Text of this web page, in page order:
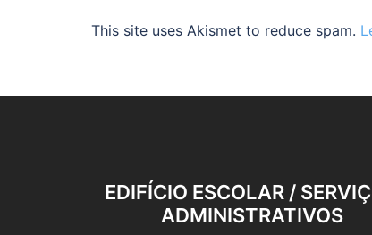
This site uses Akismet to reduce spam.
EDIFÍCIO ESCOLAR /
ADMINISTRATIVOS